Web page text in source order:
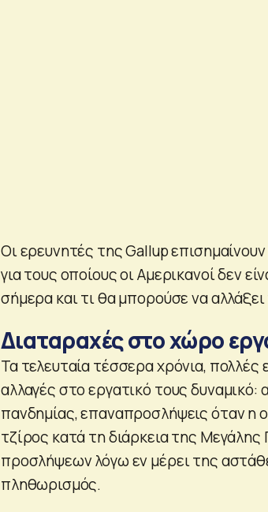
Οι ερευνητές της Gallup
για τους οποίους οι Αμερικανοί δεν
σήμερα και τι θα μπορούσε να
Διαταραχές στο χώρο
Τα τελευταία τέσσερα χρόνια, πολλές
αλλαγές στο εργατικό τους
πανδημίας, επαναπροσλήψεις όταν η
τζίρος κατά τη διάρκεια της
προσλήψεων λόγω εν μέρει της
πληθωρισμός.